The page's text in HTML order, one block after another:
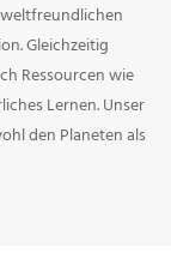
Gleichzeitig
Ressourcen wie
Lernen. Unser
den Planeten als